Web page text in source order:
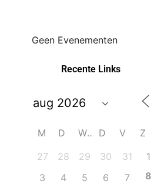
Geen Evenementen
Recente Links
M D W D V Z
27
28 29 30 31 1
3
4 5 6 7 8